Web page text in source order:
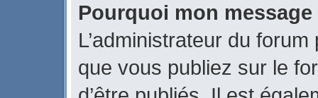
Pourquoi mon
L’administrateur du
que vous publiez sur le